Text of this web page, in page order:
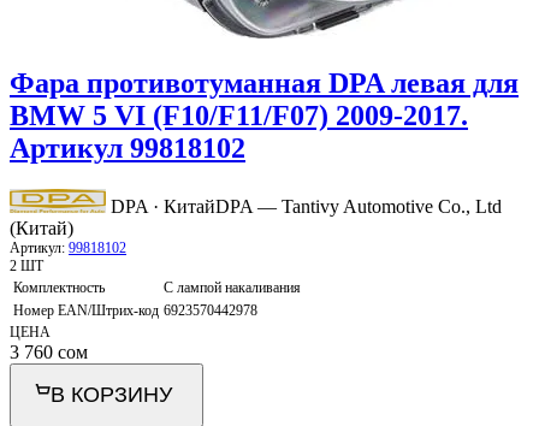
Фара противотуманная DPA левая для
BMW 5 VI (F10/F11/F07) 2009-2017.
Артикул 99818102
DPA · КитайDPA — Tantivy Automotive Co., Ltd
(Китай)
Артикул: 99818102
2 ШТ
Комплектность
С лампой накаливания
Номер EAN/Штрих-код 6923570442978
ЦЕНА
3 760 сом
В КОРЗИНУ